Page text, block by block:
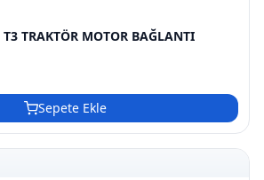
TRAKTÖR MOTOR BAĞLANTI
Sepete Ekle